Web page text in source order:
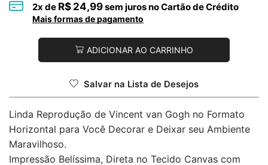
2x de R$ 24,99sem juros no Cartão de Crédito
Mais formas de pagamento
ADICIONAR AO CARRINHO
Salvar na Lista de Desejos
Linda Reprodução de Vincent van Gogh no Formato
Horizontal para Você Decorar e Deixar seu Ambiente
Maravilhoso.
Impressão Belíssima, Direta no Tecido Canvas com